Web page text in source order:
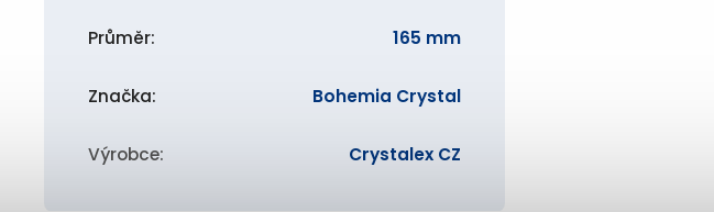
Průměr: 165 mm
Značka: Bohemia Crystal
Výrobce: Crystalex CZ